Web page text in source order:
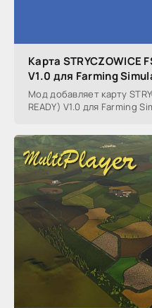
Карта STRYCZOWICE
V1.0 для Farming
Мод добавляет карту
READY) V1.0 для Farming